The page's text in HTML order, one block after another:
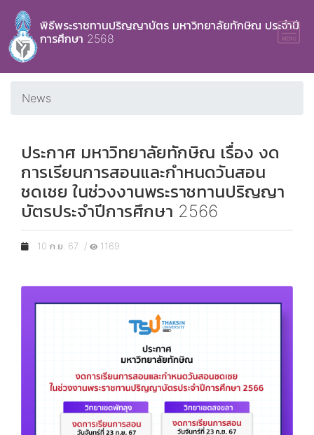
พิธีพระราชทานปริญญาบัตร มหาวิทยาลัยทักษิณ ประจำปี
การศึกษา 2568
News
ประกาศ มหาวิทยาลัยทักษิณ เรื่อง งด
การเรียนการสอนและกำหนดวันสอน
ชดเชย ในช่วงงานพระราชทานปริญญา
บัตรประจำปีการศึกษา 2566
10 ก.ย. 67 / 1169